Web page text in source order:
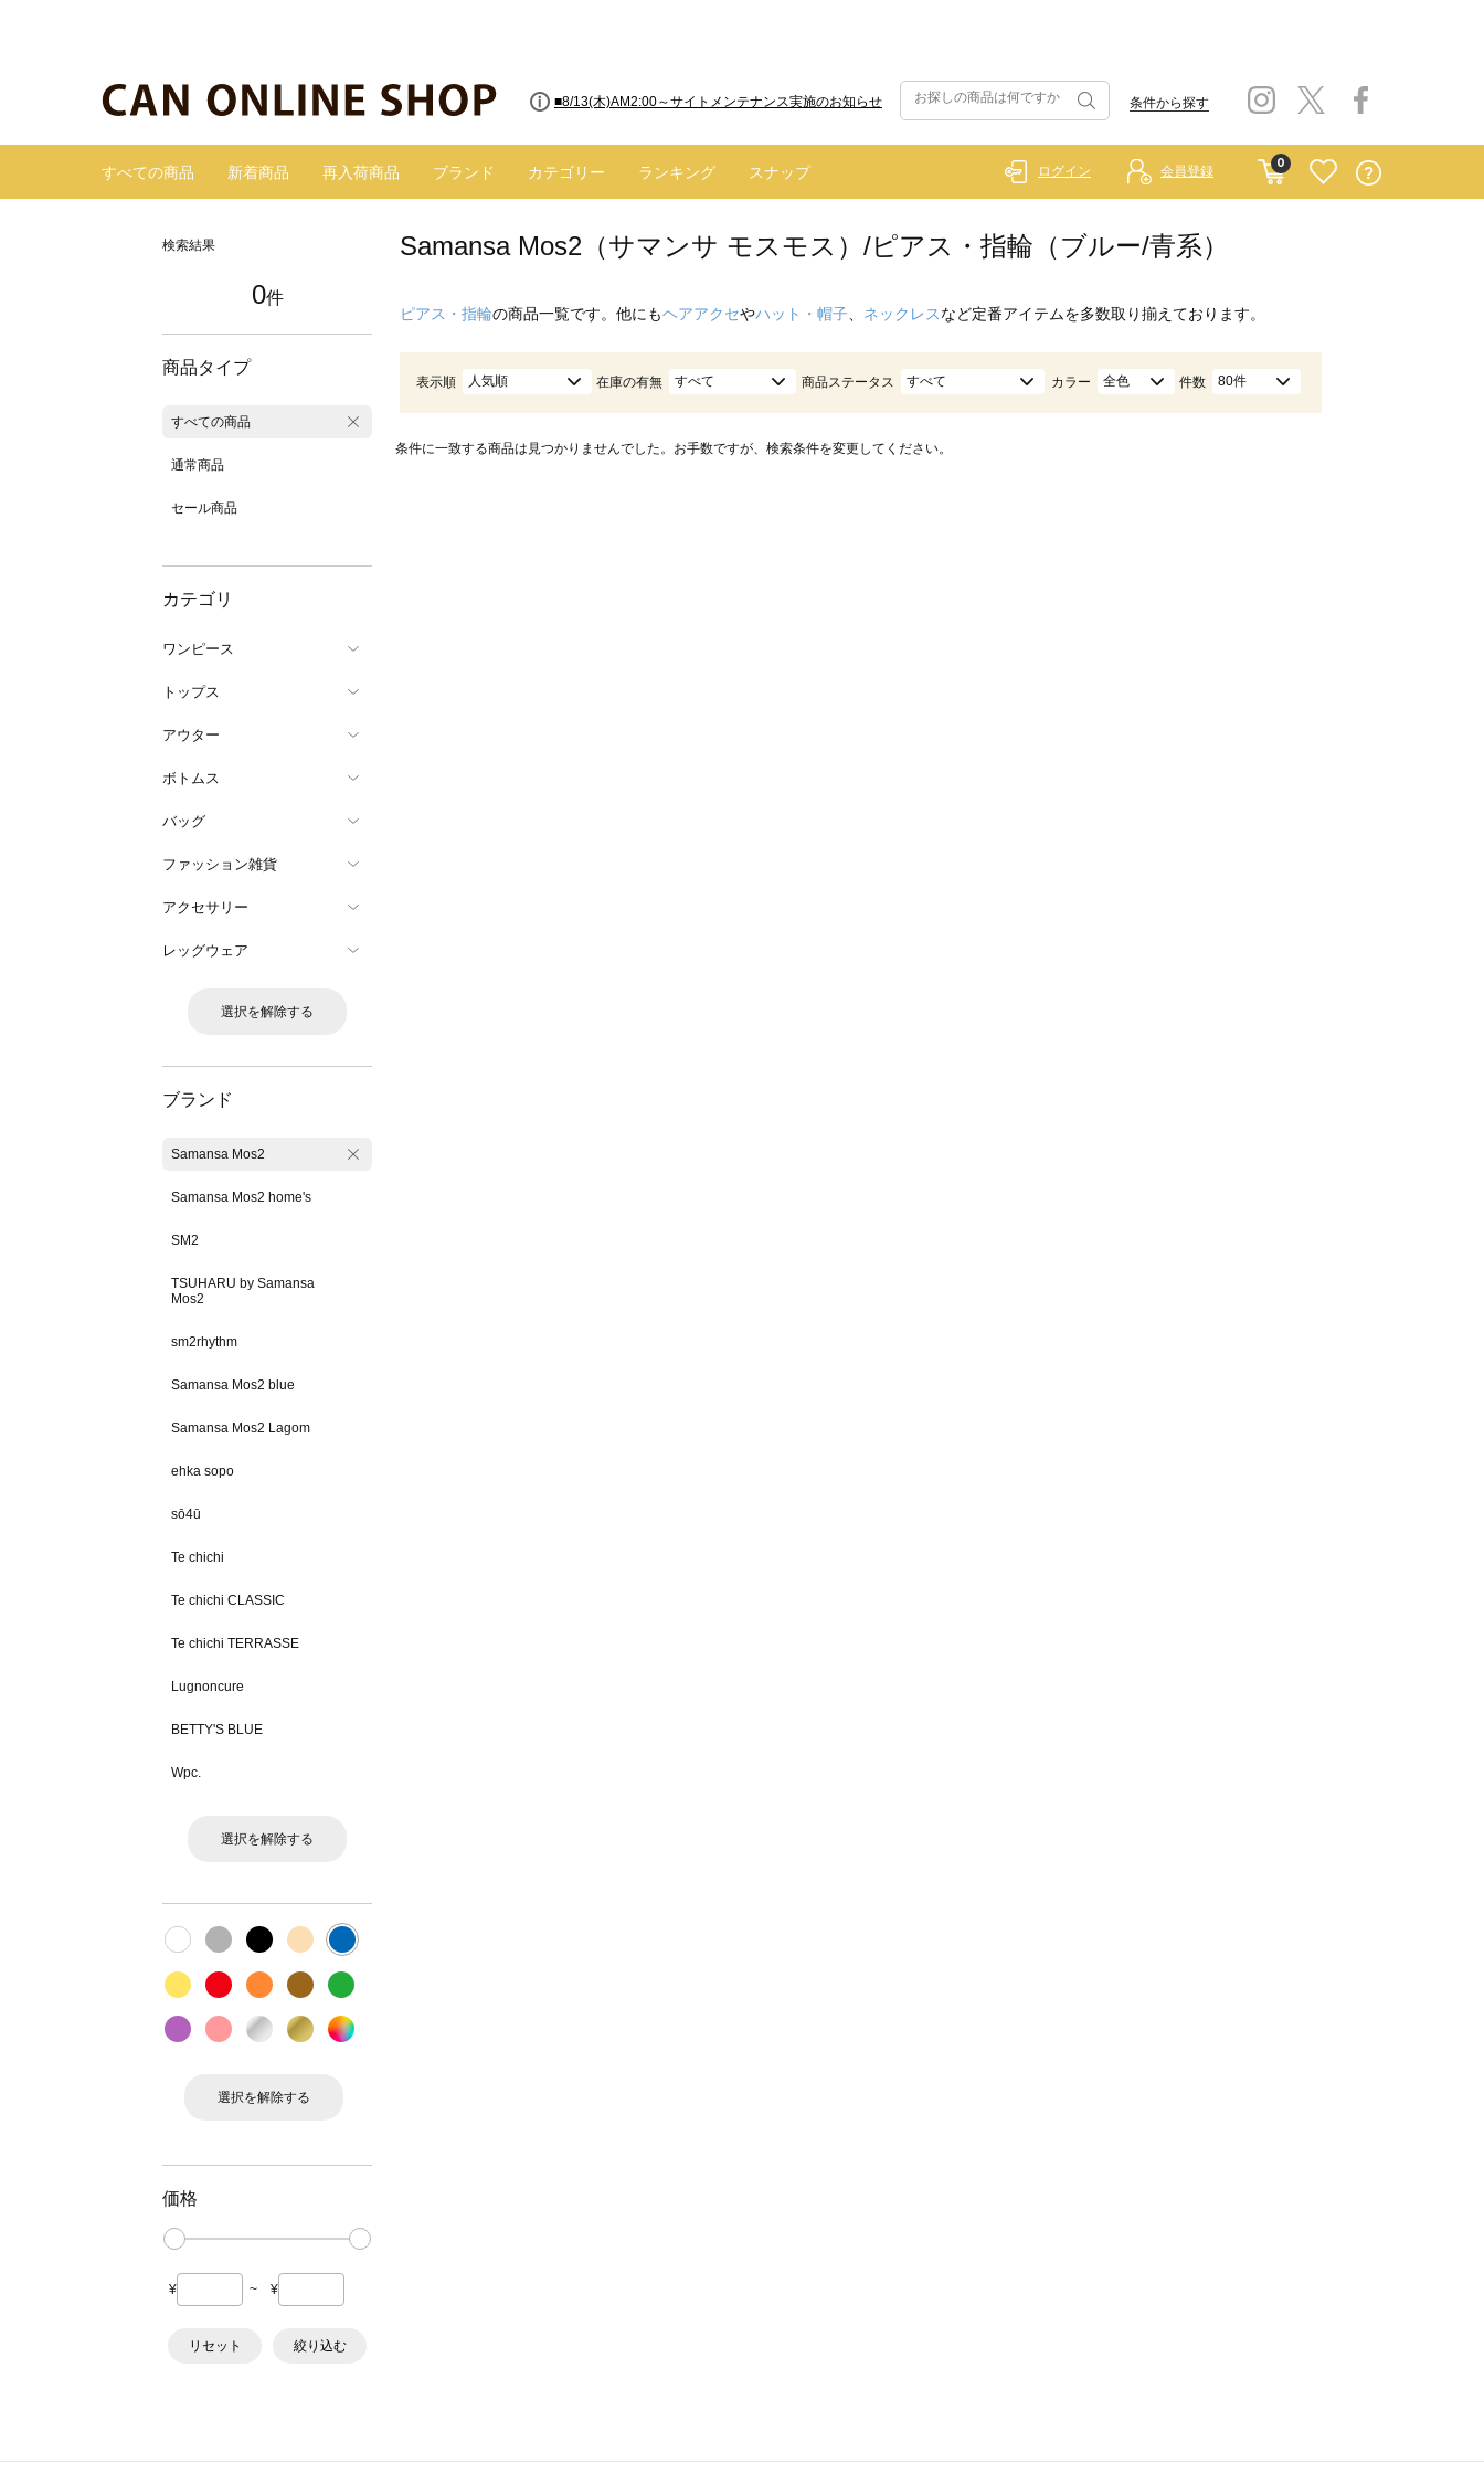
■8/13(木)AM2:00～サイトメンテナンス実施のお知らせ 条件から探す
すべての商品 新着商品 再入荷商品 ブランド カテゴリー ランキング スナップ
0
ログイン 会員登録
検索結果
0件
商品タイプ
すべての商品
通常商品
セール商品
カテゴリ
ワンピース
トップス
アウター
ボトムス
バッグ
ファッション雑貨
アクセサリー
レッグウェア
選択を解除する
ブランド
Samansa Mos2
Samansa Mos2 home's
SM2
TSUHARU by Samansa
Mos2
sm2rhythm
Samansa Mos2 blue
Samansa Mos2 Lagom
ehka sopo
sō4ū
Te chichi
Te chichi CLASSIC
Te chichi TERRASSE
Lugnoncure
BETTY'S BLUE
Wpc.
選択を解除する
選択を解除する
価格
¥ ~ ¥
リセット 絞り込む
Samansa Mos2（サマンサ モスモス）/ピアス・指輪（ブルー/青系）
ピアス・指輪の商品一覧です。他にもヘアアクセやハット・帽子 ネックレスなど定番アイテムを多数取り揃えております。
表示順 人気順 在庫の有無 すべて 商品ステータス すべて カラー 全色 件数 80件
条件に一致する商品は見つかりませんでした。お手数ですが、検索条件を変更してください。